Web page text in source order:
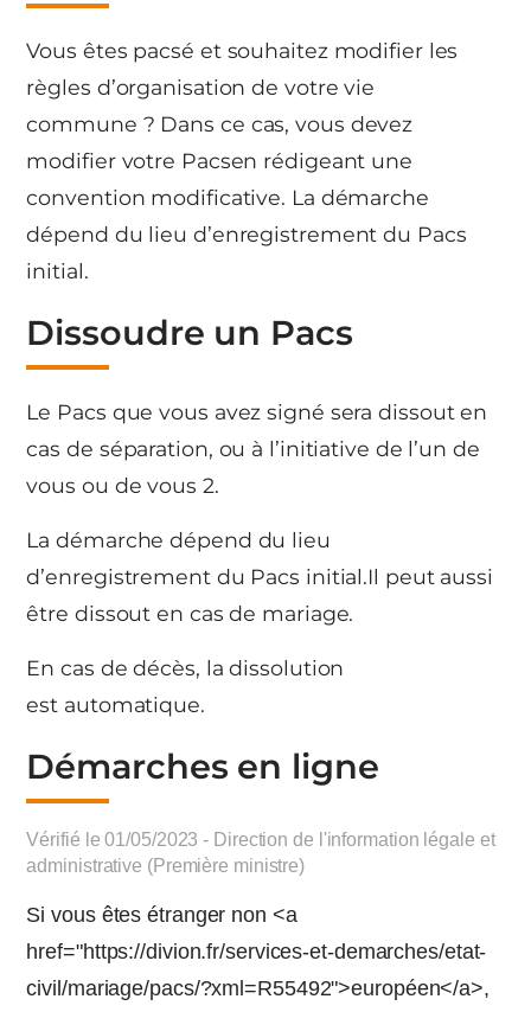
Vous êtes pacsé et souhaitez modifier les
règles d’organisation de votre vie
commune ? Dans ce cas, vous devez
modifier votre Pacsen rédigeant une
convention modificative. La démarche
dépend du lieu d’enregistrement du Pacs
initial.
Dissoudre un Pacs
Le Pacs que vous avez signé sera dissout en
cas de séparation, ou à l’initiative de l’un de
vous ou de vous 2.
La démarche dépend du lieu
d’enregistrement du Pacs initial.Il peut aussi
être dissout en cas de mariage.
En cas de décès, la dissolution
est automatique.
Démarches en ligne
Vérifié le 01/05/2023 - Direction de l'information légale et
administrative (Première ministre)
Si vous êtes étranger non <a
href="https://divion.fr/services-et-demarches/etat-
civil/mariage/pacs/?xml=R55492">européen</a>,